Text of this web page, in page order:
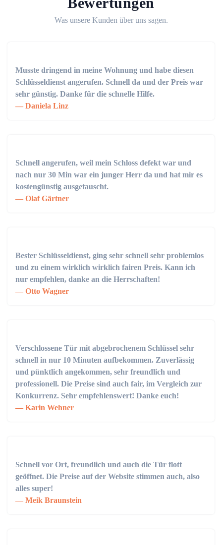
Was unsere Kunden über uns sagen.
Musste dringend in meine Wohnung und habe diesen
Schlüsseldienst angerufen. Schnell da und der Preis war
sehr günstig. Danke für die schnelle Hilfe.
Daniela Linz
Schnell angerufen, weil mein Schloss defekt war und
nach nur 30 Min war ein junger Herr da und hat mir es
kostengünstig ausgetauscht.
Olaf Gärtner
Bester Schlüsseldienst, ging sehr schnell sehr problemlos
und zu einem wirklich wirklich fairen Preis. Kann ich
nur empfehlen, danke an die Herrschaften!
Otto Wagner
Verschlossene Tür mit abgebrochenem Schlüssel sehr
schnell in nur 10 Minuten aufbekommen. Zuverlässig
und pünktlich angekommen, sehr freundlich und
professionell. Die Preise sind auch fair, im Vergleich zur
Konkurrenz. Sehr empfehlenswert! Danke euch!
Karin Wehner
Schnell vor Ort, freundlich und auch die Tür flott
geöffnet. Die Preise auf der Website stimmen auch, also
alles super!
Meik Braunstein